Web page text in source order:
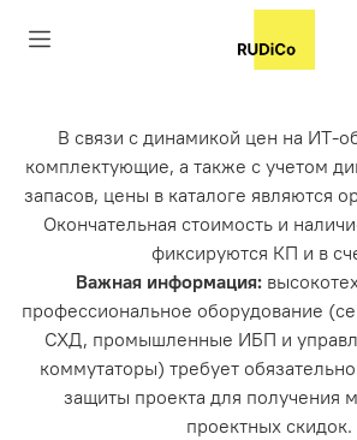
В связи с динамикой цен на ИТ-
комплектующие, а также с учетом
запасов, цены в каталоге являются
Окончательная стоимость и
фиксируются КП и в
Важная информация:
профессиональное оборудование
СХД, промышленные ИБП и
коммутаторы) требует
защиты проекта для получения
проектных скидок.